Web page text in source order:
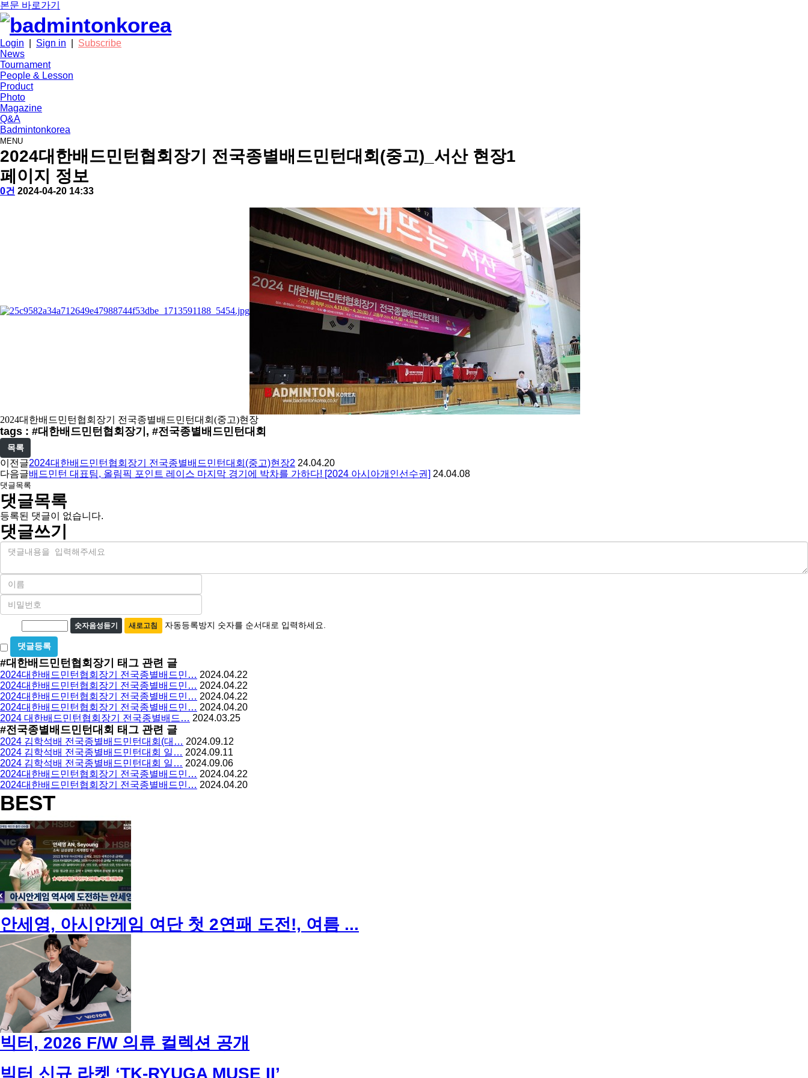
본문 바로가기
Login Sign in
Subscribe
News
Tournament
People & Lesson
Product
Photo
Magazine
Q&A
Badmintonkorea
MENU
photo
2024대한배드민턴협회장기 전국종별배드민턴대회(중고)_서산 현장1
페이지 정보
작
배
댓
0건 작
2024-04-20 14:33
2024대한배드민턴협회장기 전국종별배드민턴대회(중고)현장
tags : #대한배드민턴협회장기, #전국종별배드민턴대회
목록
이전글2024대한배드민턴협회장기 전국종별배드민턴대회(중고)현장2 24.04.20
다음글배드민턴 대표팀, 올림픽 포인트 레이스 마지막 경기에 박차를 가하다! [2024 아시아개인선수권] 24.04.08
댓글목록
댓글목록
등록된 댓글이 없습니다.
댓글쓰기
내
이
필
수
비
밀
필
수
동
등
록
방
지
숫자음성듣기 새로고침 자동등록방지 숫자를 순서대로 입력하세요.
비
밀
글
사
용
#대한배드민턴협회장기 태그 관련 글
2024대한배드민턴협회장기 전국종별배드민… 2024.04.22
2024대한배드민턴협회장기 전국종별배드민… 2024.04.22
2024대한배드민턴협회장기 전국종별배드민… 2024.04.22
2024대한배드민턴협회장기 전국종별배드민… 2024.04.20
2024 대한배드민턴협회장기 전국종별배드… 2024.03.25
#전국종별배드민턴대회 태그 관련 글
2024 김학석배 전국종별배드민턴대회(대… 2024.09.12
2024 김학석배 전국종별배드민턴대회 일… 2024.09.11
2024 김학석배 전국종별배드민턴대회 일… 2024.09.06
2024대한배드민턴협회장기 전국종별배드민… 2024.04.22
2024대한배드민턴협회장기 전국종별배드민… 2024.04.20
BEST
안세영, 아시안게임 여단 첫 2연패 도전!, 여름 ...
빅터, 2026 F/W 의류 컬렉션 공개
빅터 신규 라켓 ‘TK-RYUGA MUSE II’